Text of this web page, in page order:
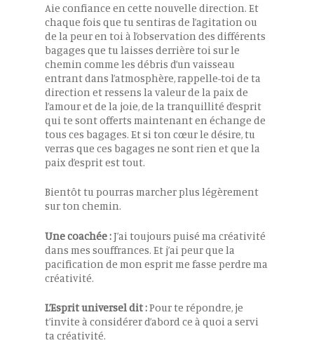
Aie confiance en cette nouvelle direction. Et
chaque fois que tu sentiras de l’agitation ou
de la peur en toi à l’observation des différents
bagages que tu laisses derrière toi sur le
chemin comme les débris d’un vaisseau
entrant dans l’atmosphère, rappelle-toi de ta
direction et ressens la valeur de la paix de
l’amour et de la joie, de la tranquillité d’esprit
qui te sont offerts maintenant en échange de
tous ces bagages. Et si ton cœur le désire, tu
verras que ces bagages ne sont rien et que la
paix d’esprit est tout.
Bientôt tu pourras marcher plus légèrement
sur ton chemin.
Une coachée :J’ai toujours puisé ma créativité
dans mes souffrances. Et j’ai peur que la
pacification de mon esprit me fasse perdre ma
créativité.
L’Esprit universel dit :Pour te répondre, je
t’invite à considérer d’abord ce à quoi a servi
ta créativité.